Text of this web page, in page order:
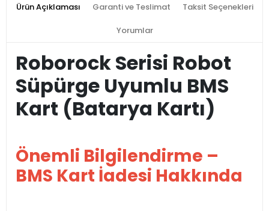
Ürün Açıklaması Garanti ve Teslimat Taksit Seçenekleri
Yorumlar
Roborock Serisi Robot
Süpürge Uyumlu BMS
Kart (Batarya Kartı)
Önemli Bilgilendirme –
BMS Kart İadesi Hakkında